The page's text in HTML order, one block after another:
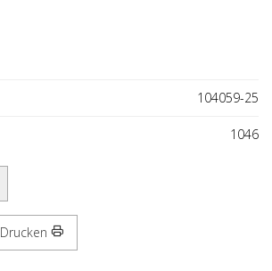
104059-25
1046
Drucken